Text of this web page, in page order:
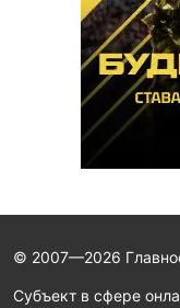
© 2007—2026
Субъект в сфере